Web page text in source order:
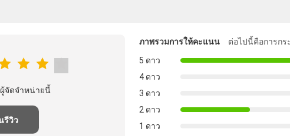
จัดจําหน่ายนี้
รีวิว
ภาพรวมการให้คะแนน
ต่อไปนี้คือการกร
5 ดาว
4 ดาว
3 ดาว
2 ดาว
1 ดาว